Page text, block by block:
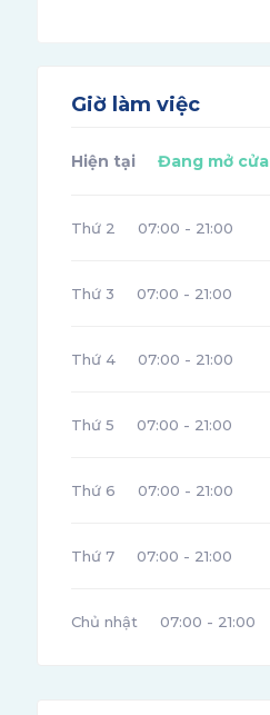
Giờ làm việc
Hiện tại Đang mở cửa
Thứ 2 07:00 - 21:00
Thứ 3 07:00 - 21:00
Thứ 4 07:00 - 21:00
Thứ 5 07:00 - 21:00
Thứ 6 07:00 - 21:00
Thứ 7 07:00 - 21:00
Chủ nhật 07:00 - 21:00